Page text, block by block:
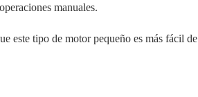
manuales.
este tipo de motor pequeño es más fácil de